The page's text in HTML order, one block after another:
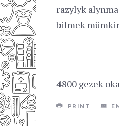
razylyk
bilmek
4800 gezek
PRINT